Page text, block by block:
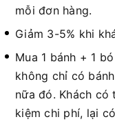
mỗi đơn hàng.
Giảm 3-5% khi
Mua 1 bánh + 1
không chỉ có
nữa đó. Khách
kiệm chi phí, lại